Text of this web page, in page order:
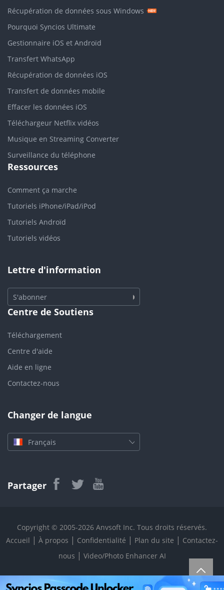
Récupération de données sous Windows
Pourquoi Syncios Ultimate
Gestionnaire iOS et Androïd
Transfert WhatsApp
Récupération de données iOS
Transfert de données mobile
Effacer les données iOS
Téléchargeur Netflix vidéos
Musique en Streaming Converter
Surveillance du téléphone
Ressources
Comment ça marche
Tutoriels iPhone/iPad/iPod
Tutoriels Androïd
Tutoriels vidéos
Lettre d'information
S'abonner
Centre de Soutiens
Téléchargement
Centre d'aide
Aide en ligne
Contactez-nous
Changer de langue
Français
Partager
Copyright © 2005-2026 Anvsoft Inc. Tous droits réservés.
Accueil | À propos | Confidentialité | Plan du site | Contactez-
nous | Video/Photo Enhancer AI